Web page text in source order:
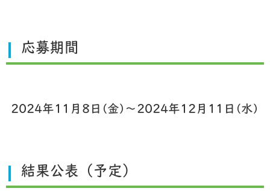
応募期間
2024年11月8日(金)〜2024年12月11日(水)
結果公表（予定）